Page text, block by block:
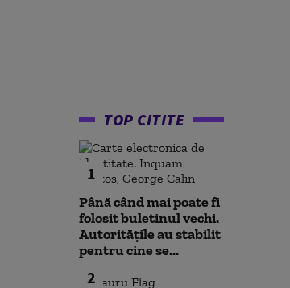
TOP CITITE
1
Până când mai poate fi
folosit buletinul vechi.
Autoritățile au stabilit
pentru cine se...
2